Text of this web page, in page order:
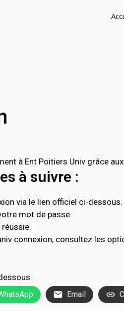
à Ent Poitiers Univ grâce
à suivre :
via le lien officiel ci-dessous.
mot de passe.
connexion, consultez les
:
Email